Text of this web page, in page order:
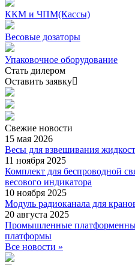
ККМ и ЧПМ(Кассы)
Весовые дозаторы
Упаковочное оборудование
Стать дилером
Оставить заявку
Свежие новости
15 мая 2026
Весы для взвешивания
11 ноября 2025
Комплект для беспроводной
весового индикатора
10 ноября 2025
Модуль радиоканала для
20 августа 2025
Промышленные
платформы
Все новости »